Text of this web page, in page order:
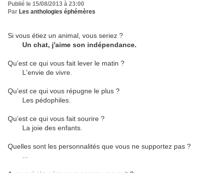
Publié le 15/08/2013 à 23:00
Par Les anthologies éphémères
Si vous étiez un animal, vous seriez ?
Un chat, j'aime son indépendance.
Qu’est ce qui vous fait lever le matin ?
L'envie de vivre.
Qu’est ce qui vous répugne le plus ?
Les pédophiles.
Qu’est ce qui vous fait sourire ?
La joie des enfants.
Quelles sont les personnalités que vous ne supportez pas ?